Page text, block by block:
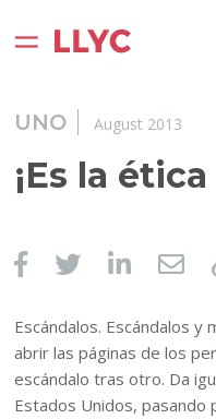
UNO August 2013
¡Es la
Escándalos. Escándalos y
abrir las páginas de los
escándalo tras otro. Da
Estados Unidos, pasando